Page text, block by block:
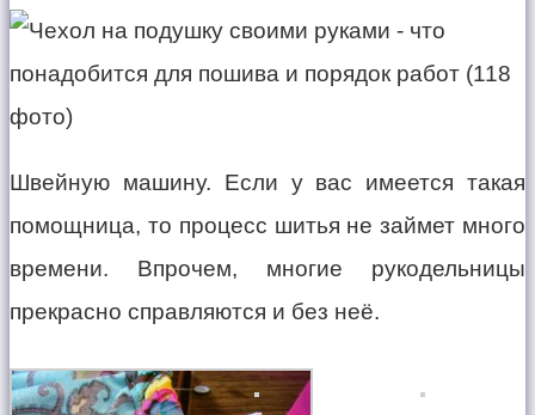
Швейную машину. Если у вас имеется такая
помощница, то процесс шитья не займет много
времени. Впрочем, многие рукодельницы
прекрасно справляются и без неё.